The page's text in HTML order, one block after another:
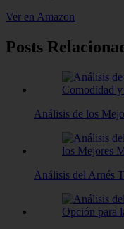
Ver en Amazon
Posts
Análisis de los
Análisis del Arnés